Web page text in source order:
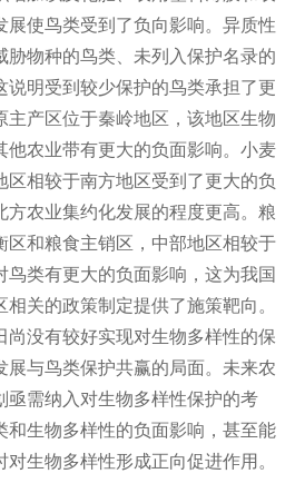
展使鸟类受到了负向影响。异质性
胁物种的鸟类、未列入保护名录的
说明受到较少保护的鸟类承担了更
主产区位于秦岭地区，该地区生物
他农业带有更大的负面影响。小麦
区相较于南方地区受到了更大的负
方农业集约化发展的程度更高。粮
区和粮食主销区，中部地区相较于
鸟类有更大的负面影响，这为我国
关的政策制定提供了施策靶向。
尚没有较好实现对生物多样性的保
展与鸟类保护共赢的局面。未来农
亟需纳入对生物多样性保护的考
和生物多样性的负面影响，甚至能
生物多样性形成正向促进作用。